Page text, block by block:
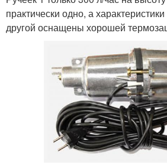
практически одно, а
другой оснащены хорошей